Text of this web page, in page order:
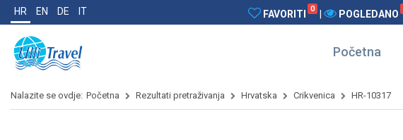
HR EN DE IT FAVORITI 0 POGLEDANO
Početna
Nalazite se ovdje: Početna Rezultati pretraživanja Hrvatska Crikvenica HR-10317